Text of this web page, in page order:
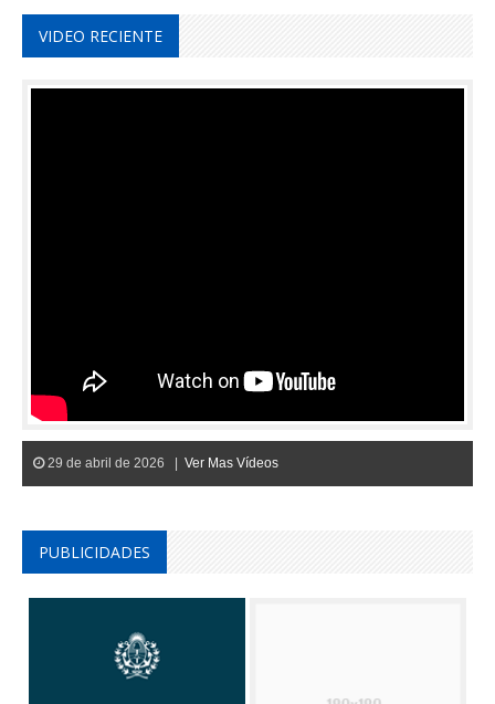
VIDEO RECIENTE
29 de abril de 2026 | Ver Mas Vídeos
PUBLICIDADES